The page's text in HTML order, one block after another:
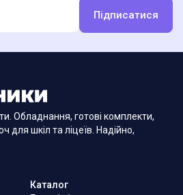
Підписатися
Обладнання, готові комплекти,
для шкіл та ліцеїв. Надійно,
Каталог